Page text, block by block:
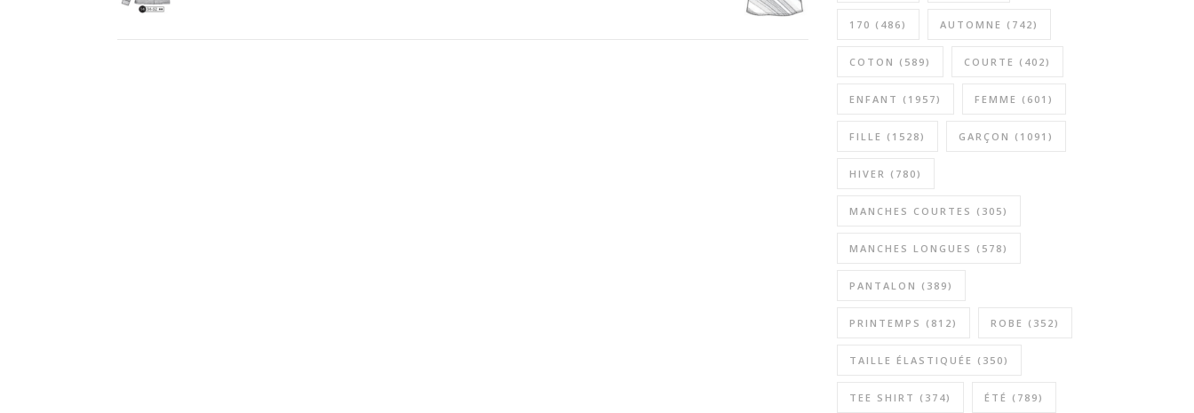
170 (486) AUTOMNE (742)
COTON (589) COURTE (402)
ENFANT (1957) FEMME (601)
FILLE (1528) GARÇON (1091)
HIVER (780)
MANCHES COURTES (305)
MANCHES LONGUES (578)
PANTALON (389)
PRINTEMPS (812) ROBE (352)
TAILLE ÉLASTIQUÉE (350)
TEE SHIRT (374) ÉTÉ (789)